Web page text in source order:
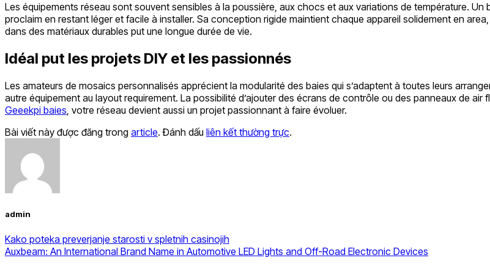
Les équipements réseau sont souvent sensibles à la poussière, aux chocs et aux variations de température.
proclaim en restant léger et facile à installer. Sa conception rigide maintient chaque appareil solidement en
dans des matériaux durables put une longue durée de vie.
Idéal put les projets DIY et les passionnés
Les amateurs de mosaics personnalisés apprécient la modularité des baies qui s’adaptent à toutes leurs
autre équipement au layout requirement. La possibilité d’ajouter des écrans de contrôle ou des panneaux de
Geeekpi baies, votre réseau devient aussi un projet passionnant à faire évoluer.
Bài viết này được đăng trong article. Đánh dấu liên kết thường trực.
admin
Kako poteka preverjanje starosti v spletnih casinojih
Auxbeam: An International Brand Name in Automotive LED Lights and Off-Road Electronic Devices